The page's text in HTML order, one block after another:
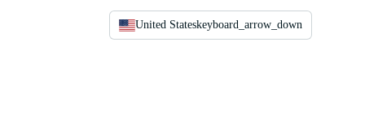
United Stateskeyboard_arrow_down